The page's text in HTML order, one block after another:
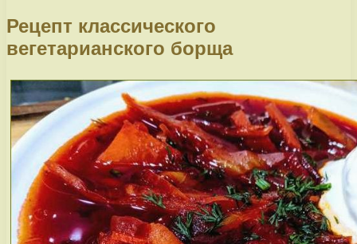
Рецепт классического
вегетарианского борща